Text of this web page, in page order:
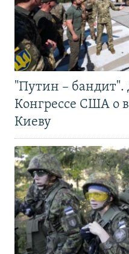
"Путин – бандит".
Конгрессе США о
Киеву